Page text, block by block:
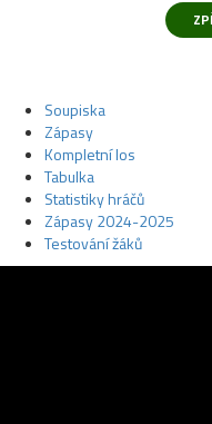
Soupiska
Zápasy
Kompletní los
Tabulka
Statistiky hráčů
Zápasy 2024-2025
Testování žáků